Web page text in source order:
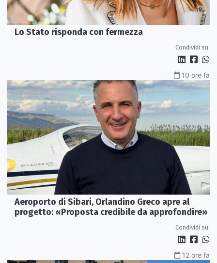
Lo Stato risponda con fermezza
Condividi su:
10 ore fa
Aeroporto di Sibari, Orlandino Greco apre al
progetto: «Proposta credibile da approfondire»
Condividi su:
12 ore fa